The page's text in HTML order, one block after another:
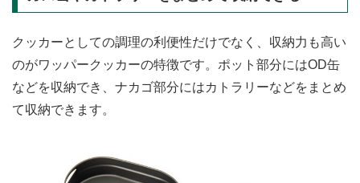
クッカーとしての調理の利便性だけでなく、収納力も高い
のがワッパークッカーの特徴です。ポット部分にはOD缶
などを収納でき、ナカゴ部分にはカトラリーなどをまとめ
て収納できます。